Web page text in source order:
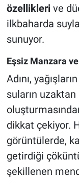
özelliklerive
ilkbaharda
sunuyor.
Eşsiz Manzara
Adını,
suların uzaktan
dikkat çekiyor.
görüntülerde,
getirdiği
şekillenen